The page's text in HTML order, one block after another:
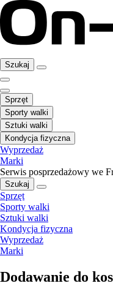
Szukaj
Sprzęt
Sporty walki
Sztuki walki
Kondycja fizyczna
Wyprzedaż
Marki
Serwis posprzedażowy we
Szukaj
Sprzęt
Sporty walki
Sztuki walki
Kondycja fizyczna
Wyprzedaż
Marki
Dodawanie do